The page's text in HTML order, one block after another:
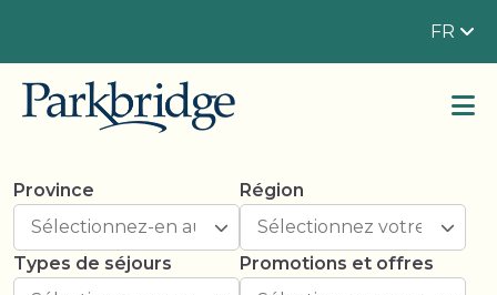
FR
Province Région
Types de séjours Promotions et offres